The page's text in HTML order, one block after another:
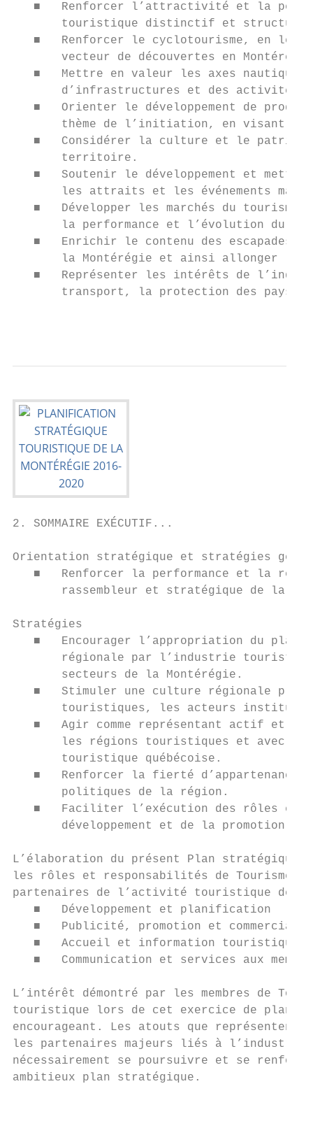
■   Renforcer l’attractivité et la
touristique distinctif et
■   Renforcer le cyclotourisme, en le
vecteur de découvertes en
■   Mettre en valeur les axes
d’infrastructures et des activités
■   Orienter le développement de
thème de l’initiation, en visant
■   Considérer la culture et le
       territoire.
■   Soutenir le développement et
les attraits et les événements
■   Développer les marchés du tourisme
la performance et l’évolution du
■   Enrichir le contenu des escapades
la Montérégie et ainsi allonger la
■   Représenter les intérêts de
transport, la protection des
2. SOMMAIRE EXÉCUTIF...
Orientation stratégique et stratégies
■   Renforcer la performance et la
rassembleur et stratégique de la
Stratégies
■   Encourager l’appropriation du plan
régionale par l’industrie
       secteurs de la Montérégie.
■   Stimuler une culture régionale
touristiques, les acteurs
■   Agir comme représentant actif et
les régions touristiques et avec
       touristique québécoise.
■   Renforcer la fierté d’appartenance
       politiques de la région.
■   Faciliter l’exécution des rôles et
développement et de la promotion
L’élaboration du présent Plan
les rôles et responsabilités de Tourisme
partenaires de l’activité touristique de
   ■   Développement et planification
■   Publicité, promotion et
   ■   Accueil et information touristique
■   Communication et services aux
L’intérêt démontré par les membres de
touristique lors de cet exercice de
encourageant. Les atouts que
les partenaires majeurs liés à
nécessairement se poursuivre et se
ambitieux plan stratégique.